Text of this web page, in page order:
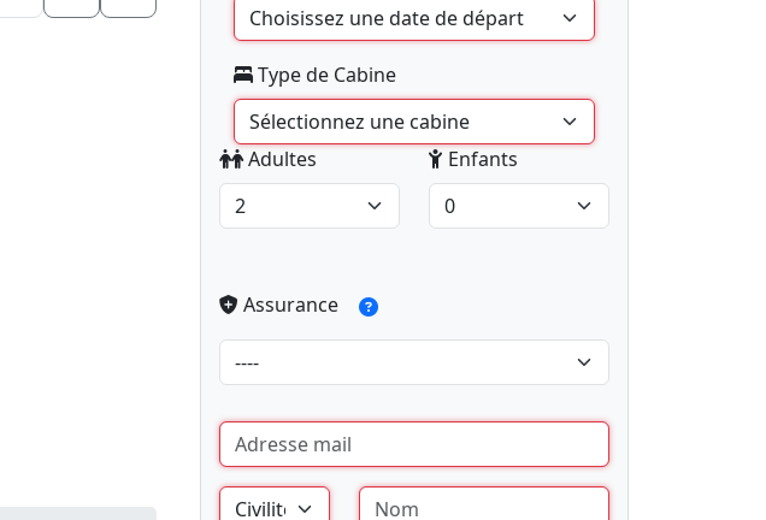
Type de Cabine
Adultes Enfants
Assurance